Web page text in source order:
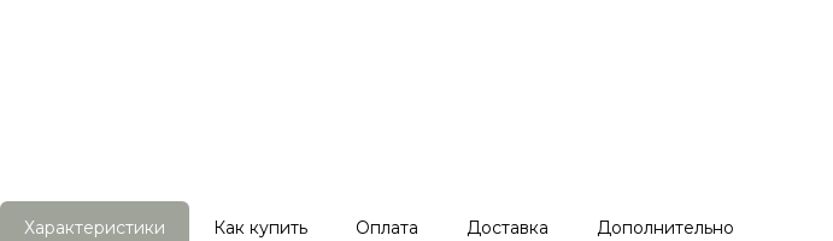
Характеристики Как купить Оплата Доставка Дополнительно